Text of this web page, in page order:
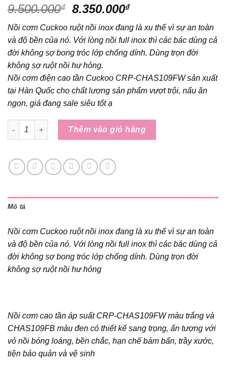
9.500.000₫
Giá
gốc
là:
9.500.000₫.
8.350.000₫Giá
hiện
tại
là:
8.350.000₫.
Nồi cơm Cuckoo ruột nồi inox đang là xu thế vì sự an toàn
và độ bền của nó. Với lòng nồi full inox thì các bác dùng cả
đời không sợ bong tróc lớp chống dính. Dùng trọn đời
không sợ ruột nồi hư hỏng.
Nồi cơm điện cao tần Cuckoo CRP-CHAS109FW sản xuất
tại Hàn Quốc cho chất lượng sản phẩm vượt trội, nấu ăn
ngon, giá đang sale siêu tốt ạ
Nồi cơm điện Cuckoo Ruột Inox CRP-CHAS109FW/FB 1.8L số
Thêm vào giỏ hàng
Mô tả
Nồi cơm Cuckoo ruột nồi inox đang là xu thế vì sự an toàn
và độ bền của nó. Với lòng nồi full inox thì các bác dùng cả
đời không sợ bong tróc lớp chống dính. Dùng trọn đời
không sợ ruột nồi hư hỏng
Nồi cơm cao tần áp suất CRP-CHAS109FW màu trắng và
CHAS109FB màu đen có thiết kế sang trọng, ấn tượng với
vỏ nồi bóng loáng, bền chắc, hạn chế bám bẩn, trầy xước,
tiện bảo quản và vệ sinh